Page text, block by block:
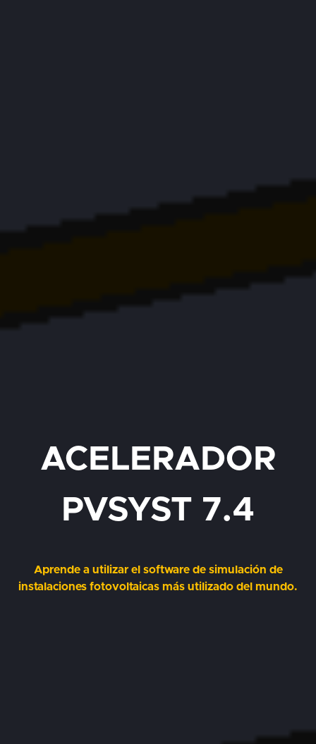
ACELERADOR
PVSYST 7.4
Aprende a utilizar el software de simulación de
instalaciones fotovoltaicas más utilizado del mundo.